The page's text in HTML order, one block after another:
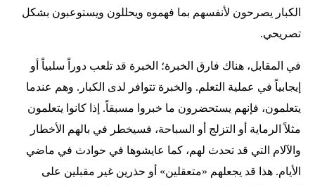
الكبار يصرحون لأنفسهم بما فهموه ويحللون ويستوعبون بشكل
تصريحي.
في المقابل، هناك فارق الخبرة؛ الخبرة قد تلعب دوراً سلبياً أو
إيجابياً في عملية التعلم. والخبرة تتوافر لدى الكبار. وهم عندما
يتعلمون، فإنهم يستحضرون ما خبروا مسبقاً. إذا كانوا يتعلمون
مثلاً الرماية أو التزلج أو السباحة، فسيخطر في بالهم الأخطار
والآلام التي قد تحدث لهم، كما عايشوها في حوادث في ماضي
الأيام. هذا قد يجعلهم «متعقلين» أو حذرين غير مقبلين على